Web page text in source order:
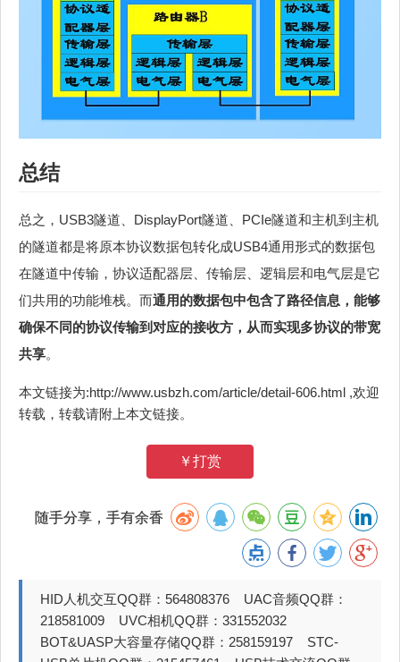
总结
总之，USB3隧道、DisplayPort隧道、PCIe隧道和主机到主机
的隧道都是将原本协议数据包转化成USB4通用形式的数据包
在隧道中传输，协议适配器层、传输层、逻辑层和电气层是它
们共用的功能堆栈。而通用的数据包中包含了路径信息，能够
确保不同的协议传输到对应的接收方，从而实现多协议的带宽
共享。
本文链接为:http://www.usbzh.com/article/detail-606.html ,欢迎
转载，转载请附上本文链接。
￥打赏
随手分享，手有余香
HID人机交互QQ群：564808376 UAC音频QQ群：
218581009 UVC相机QQ群：331552032
BOT&UASP大容量存储QQ群：258159197 STC-